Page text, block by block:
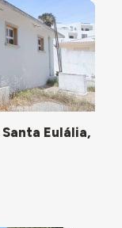
Eulália,